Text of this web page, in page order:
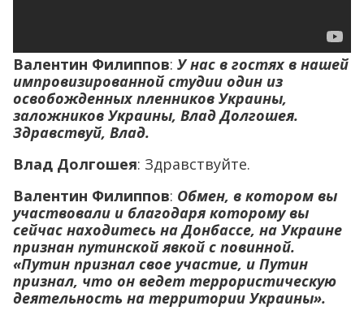
Валентин Филиппов: У нас в гостях в нашей
импровизированной студии один из
освобожденных пленников Украины,
заложников Украины, Влад Долгошея.
Здравствуй, Влад.
Влад Долгошея: Здравствуйте.
Валентин Филиппов: Обмен, в котором вы
участвовали и благодаря которому вы
сейчас находитесь на Донбассе, на Украине
признан путинской явкой с повинной.
«Путин признал свое участие, и Путин
признал, что он ведет террористическую
деятельность на территории Украины».